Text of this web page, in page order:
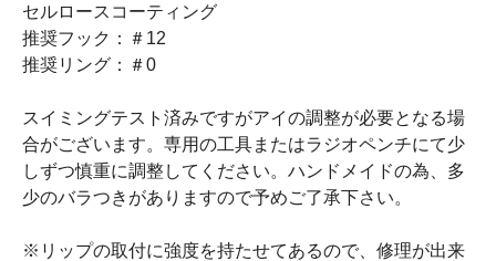
セルロースコーティング
推奨フック：＃12
推奨リング：＃0
スイミングテスト済みですがアイの調整が必要となる場
合がございます。専用の工具またはラジオペンチにて少
しずつ慎重に調整してください。ハンドメイドの為、多
少のバラつきがありますので予めご了承下さい。
※リップの取付に強度を持たせてあるので、修理が出来